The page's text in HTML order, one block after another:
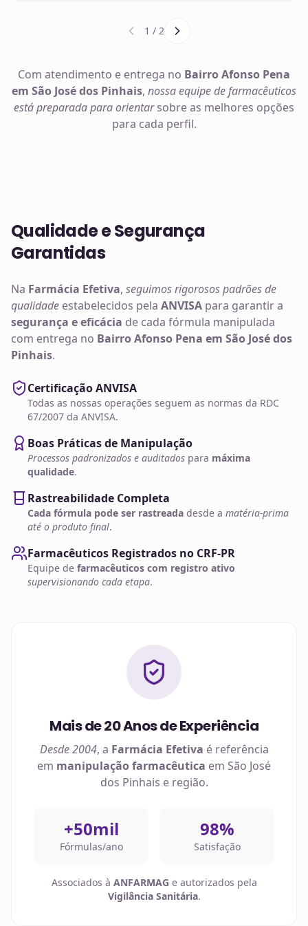
1 / 2
Com atendimento e entrega no Bairro Afonso Pena
em São José dos Pinhais, nossa equipe de farmacêuticos
está preparada para orientarsobre as melhores opções
para cada perfil.
Qualidade e Segurança
Garantidas
Na Farmácia Efetiva, seguimos rigorosos padrões de
qualidade estabelecidos pela ANVISA para garantir a
segurança e eficácia de cada fórmula manipulada
com entrega no Bairro Afonso Pena em São José dos
Pinhais.
Certificação ANVISA
Todas as nossas operações seguem as normas da RDC
67/2007 da ANVISA.
Boas Práticas de Manipulação
Processos padronizados e auditados para máxima
qualidade.
Rastreabilidade Completa
Cada fórmula pode ser rastreada desde a matéria-prima
até o produto final.
Farmacêuticos Registrados no CRF-PR
Equipe de farmacêuticos com registro ativo
supervisionando cada etapa.
Mais de 20 Anos de Experiência
Desde 2004, a Farmácia Efetiva é referência
em manipulação farmacêutica em São José
dos Pinhais e região.
+50mil
Fórmulas/ano
98%
Satisfação
Associados à ANFARMAG e autorizados pela
Vigilância Sanitária.